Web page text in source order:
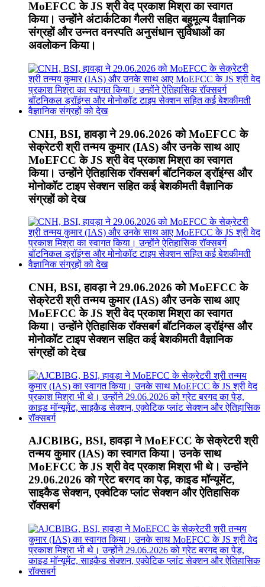
MoEFCC के JS श्री वेद प्रकाश मिश्रा का स्वागत
किया। उन्होंने अंटार्कटिका गैलरी सहित बहुमूल्य वैज्ञानिक
संग्रहों और उन्नत वनस्पति अनुसंधान सुविधाओं का
अवलोकन किया।
CNH, BSI, हावड़ा ने 29.06.2026 को MoEFCC के
सेक्रेटरी श्री तन्मय कुमार (IAS) और उनके साथ आए
MoEFCC के JS श्री वेद प्रकाश मिश्रा का स्वागत
किया। उन्होंने ऐतिहासिक रॉक्सबर्ग बॉटनिकल ड्रॉइंग्स और
मोनोकॉट टाइप सेक्शन सहित कई बेशकीमती वैज्ञानिक
संग्रहों को देख
CNH, BSI, हावड़ा ने 29.06.2026 को MoEFCC के
सेक्रेटरी श्री तन्मय कुमार (IAS) और उनके साथ आए
MoEFCC के JS श्री वेद प्रकाश मिश्रा का स्वागत
किया। उन्होंने ऐतिहासिक रॉक्सबर्ग बॉटनिकल ड्रॉइंग्स और
मोनोकॉट टाइप सेक्शन सहित कई बेशकीमती वैज्ञानिक
संग्रहों को देख
AJCBIBG, BSI, हावड़ा ने MoEFCC के सेक्रेटरी श्री
तन्मय कुमार (IAS) का स्वागत किया। उनके साथ
MoEFCC के JS श्री वेद प्रकाश मिश्रा भी थे। उन्होंने
29.06.2026 को ग्रेट बरगद का पेड़, काइड मॉन्यूमेंट,
साइकैड सेक्शन, एक्वेटिक प्लांट सेक्शन और ऐतिहासिक
रॉक्सबर्ग